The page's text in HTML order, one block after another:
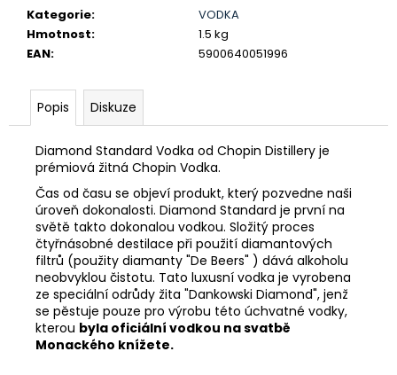
Kategorie:
VODKA
Hmotnost:
1.5 kg
EAN: 5900640051996
Popis Diskuze
Diamond Standard Vodka od Chopin Distillery je
prémiová žitná Chopin Vodka.
Čas od času se objeví produkt, který pozvedne naši
úroveň dokonalosti. Diamond Standard je první na
světě takto dokonalou vodkou. Složitý proces
čtyřnásobné destilace při použití diamantových
filtrů (použity diamanty "De Beers" ) dává alkoholu
neobvyklou čistotu. Tato luxusní vodka je vyrobena
ze speciální odrůdy žita "Dankowski Diamond", jenž
se pěstuje pouze pro výrobu této úchvatné vodky,
kterou byla oficiální vodkou na svatbě
Monackého knížete.
m
e
NO-
BLE
NO
NONSENSE
GIN
0,5L
40%
947
Kč